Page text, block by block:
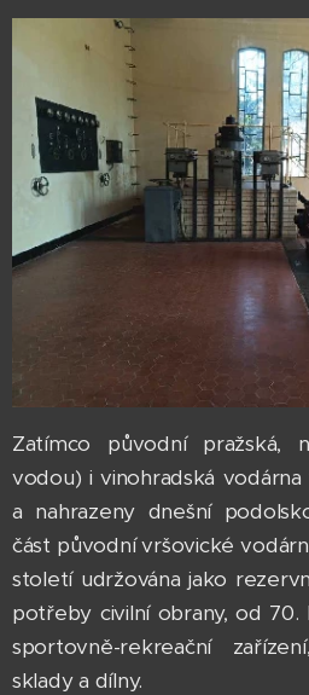
Zatímco původní pražská,
vodou) i vinohradská
a nahrazeny dnešní
část původní vršovické
století udržována jako
potřeby civilní obrany, od 70.
sportovně-rekreační
sklady a dílny.